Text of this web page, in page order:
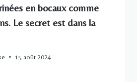
en bocaux comme
Le secret est dans la
15 août 2024